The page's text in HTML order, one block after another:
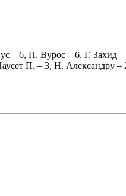
– 6, П. Вурос – 6, Г. Захид –
П. – 3, Н. Александру –